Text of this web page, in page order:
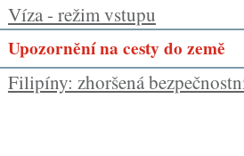
Víza - režim vstupu
Upozornění na cesty do země
Filipíny: zhoršená